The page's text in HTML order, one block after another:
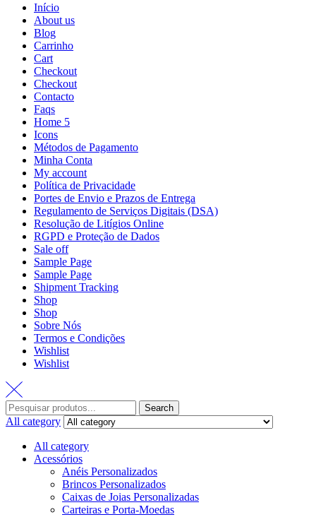
Início
About us
Blog
Carrinho
Cart
Checkout
Checkout
Contacto
Faqs
Home 5
Icons
Métodos de Pagamento
Minha Conta
My account
Política de Privacidade
Portes de Envio e Prazos de Entrega
Regulamento de Serviços Digitais (DSA)
Resolução de Litígios Online
RGPD e Proteção de Dados
Sale off
Sample Page
Sample Page
Shipment Tracking
Shop
Shop
Sobre Nós
Termos e Condições
Wishlist
Wishlist
Search
All category
All category
Acessórios
Anéis Personalizados
Brincos Personalizados
Caixas de Joias Personalizadas
Carteiras e Porta-Moedas